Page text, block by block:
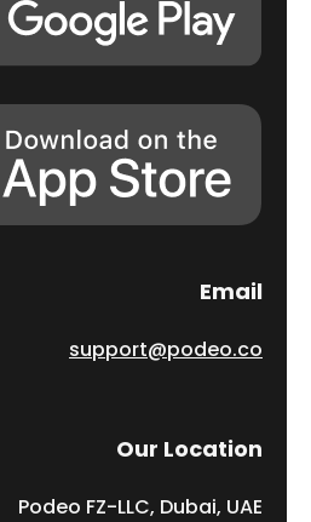
Email
support@podeo.co
Our Location
Podeo FZ-LLC, Dubai, UAE